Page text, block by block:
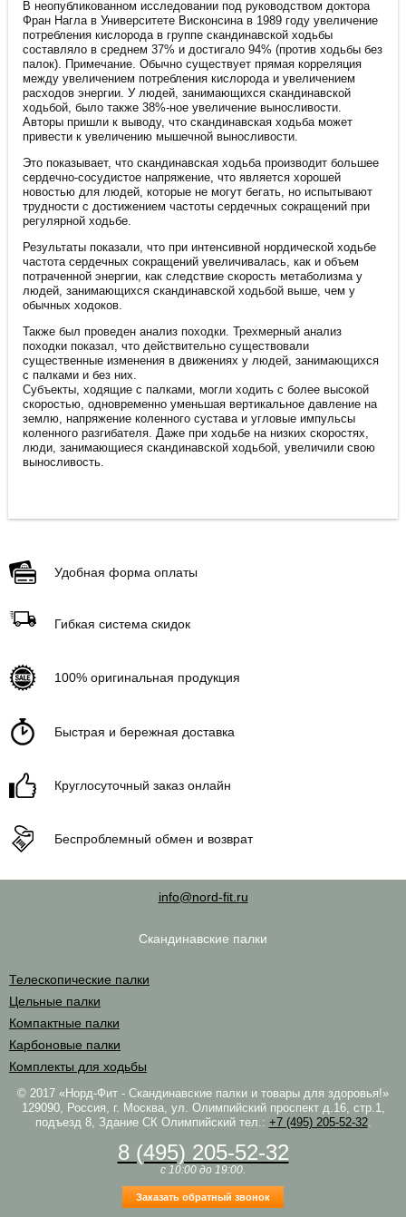
В неопубликованном исследовании под руководством доктора
Фран Нагла в Университете Висконсина в 1989 году увеличение
потребления кислорода в группе скандинавской ходьбы
составляло в среднем 37% и достигало 94% (против ходьбы без
палок). Примечание. Обычно существует прямая корреляция
между увеличением потребления кислорода и увеличением
расходов энергии. У людей, занимающихся скандинавской
ходьбой, было также 38%-ное увеличение выносливости.
Авторы пришли к выводу, что скандинавская ходьба может
привести к увеличению мышечной выносливости.
Это показывает, что скандинавская ходьба производит большее
сердечно-сосудистое напряжение, что является хорошей
новостью для людей, которые не могут бегать, но испытывают
трудности с достижением частоты сердечных сокращений при
регулярной ходьбе.
Результаты показали, что при интенсивной нордической ходьбе
частота сердечных сокращений увеличивалась, как и объем
потраченной энергии, как следствие скорость метаболизма у
людей, занимающихся скандинавской ходьбой выше, чем у
обычных ходоков.
Также был проведен анализ походки. Трехмерный анализ
походки показал, что действительно существовали
существенные изменения в движениях у людей, занимающихся
с палками и без них.
Субъекты, ходящие с палками, могли ходить с более высокой
скоростью, одновременно уменьшая вертикальное давление на
землю, напряжение коленного сустава и угловые импульсы
коленного разгибателя. Даже при ходьбе на низких скоростях,
люди, занимающиеся скандинавской ходьбой, увеличили свою
выносливость.
Удобная форма оплаты
Гибкая система скидок
100% оригинальная продукция
Быстрая и бережная доставка
Круглосуточный заказ онлайн
Беспроблемный обмен и возврат
info@nord-fit.ru
Скандинавские палки
Телескопические палки
Цельные палки
Компактные палки
Карбоновые палки
Комплекты для ходьбы
© 2017 «Норд-Фит - Скандинавские палки и товары для здоровья!»
129090, Россия, г. Москва, ул. Олимпийский проспект д.16, стр.1,
подъезд 8, Здание СК Олимпийский тел.: +7 (495) 205-52-32.
8 (495) 205-52-32
c 10:00 до 19:00.
Заказать обратный звонок